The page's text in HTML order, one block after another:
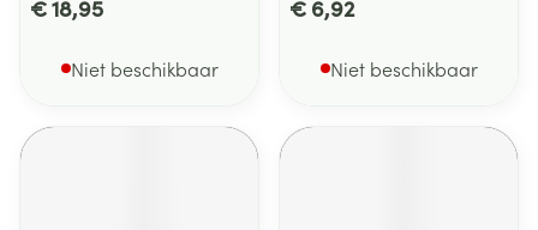
€ 18,95
Niet beschikbaar
€ 6,92
Niet beschikbaar